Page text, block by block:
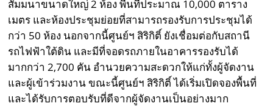
สัมมนาขนาดใหญ่ 2 ห้อง พื้นที่ประมาณ 10,000 ตาราง
เมตร และห้องประชุมย่อยที่สามารถรองรับการประชุมได้
กว่า 50 ห้อง นอกจากนี้ศูนย์ฯ สิริกิติ์ ยังเชื่อมต่อกับสถานี
รถไฟฟ้าใต้ดิน และมีที่จอดรถภายในอาคารรองรับได้
มากกว่า 2,700 คัน อำนวยความสะดวกให้แก่ทั้งผู้จัดงาน
และผู้เข้าร่วมงาน ขณะนี้ศูนย์ฯ สิริกิติ์ ได้เริ่มเปิดจองพื้นที่
และได้รับการตอบรับที่ดีจากผู้จัดงานเป็นอย่างมาก